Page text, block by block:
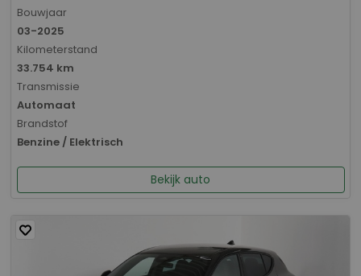
Bouwjaar
03-2025
Kilometerstand
33.754 km
Transmissie
Automaat
Brandstof
Benzine / Elektrisch
Bekijk auto